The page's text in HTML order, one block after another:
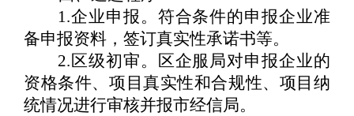
1.企业申报 。 符合条件的申报企业准
备申报资料，签订真实性承诺书等。
2.区级初审。 区企服局对申报企业的
资格条件、项目真实性和合规性、项目纳
统情况进行审核并报市经信局。